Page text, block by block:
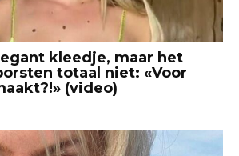
kleedje, maar het
totaal niet: «Voor
(video)